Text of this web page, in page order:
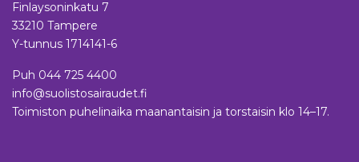
Finlaysoninkatu 7
33210 Tampere
Y-tunnus 1714141-6
Puh 044 725 4400
info@suolistosairaudet.fi
Toimiston puhelinaika maanantaisin ja torstaisin klo 14–17.